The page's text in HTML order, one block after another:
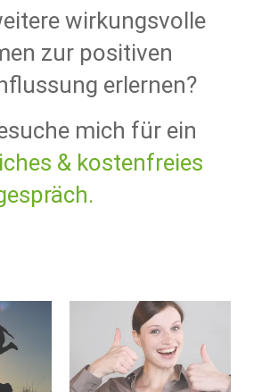
wirkungsvolle
zur positiven
erlernen?
mich für ein
& kostenfreies